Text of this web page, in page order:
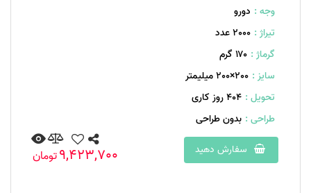
وجه : دورو
تیراژ : 2000 عدد
گرماژ : ۱۷۰ گرم
سایز : 200×200 میلیمتر
تحویل : 404 روز کاری
طراحی : بدون طراحی
سفارش دهید
9,423,700تومان